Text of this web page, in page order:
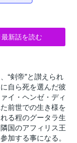
最新話を読む
“剣帝”と讃えられ
自ら死を選んだ彼
イ・ヘンゼ・ディ
前世での生き様を
る程のグータラ生
国のアフィリス王
加する事になる。